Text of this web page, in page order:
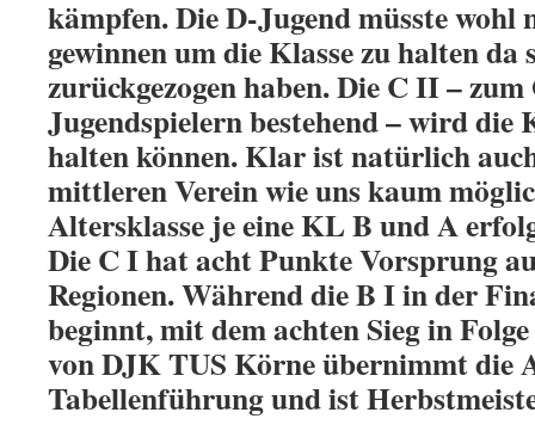
kämpfen. Die D-Jugend müsste wohl
gewinnen um die Klasse zu halten da
zurückgezogen haben. Die C II –
Jugendspielern bestehend – wird
halten können. Klar ist natürlich
mittleren Verein wie uns kaum
Altersklasse je eine KL B und A
Die C I hat acht Punkte Vorsprung
Regionen. Während die B I in der
beginnt,mit dem achten Sieg in
von DJK TUS Körne übernimmt die
Tabellenführung und ist